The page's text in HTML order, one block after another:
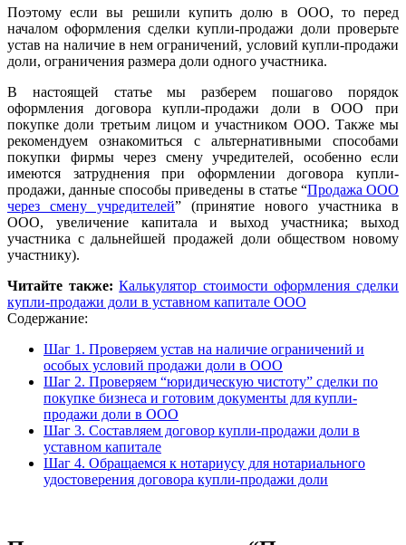
Поэтому если вы решили купить долю в ООО, то перед
началом оформления сделки купли-продажи доли проверьте
устав на наличие в нем ограничений, условий купли-продажи
доли, ограничения размера доли одного участника.
В настоящей статье мы разберем пошагово порядок
оформления договора купли-продажи доли в ООО при
покупке доли третьим лицом и участником ООО. Также мы
рекомендуем ознакомиться с альтернативными способами
покупки фирмы через смену учредителей, особенно если
имеются затруднения при оформлении договора купли-
продажи, данные способы приведены в статье “Продажа ООО
через
смену учредителей” (принятие нового участника в
ООО, увеличение капитала и выход участника; выход
участника с дальнейшей продажей доли обществом новому
участнику).
Читайте также: Калькулятор стоимости оформления сделки
купли-продажи доли в уставном капитале ООО
Содержание:
Шаг 1. Проверяем устав на наличие ограничений и
особых условий продажи доли в ООО
Шаг 2. Проверяем “юридическую чистоту” сделки по
покупке бизнеса и готовим документы для купли-
продажи доли в ООО
Шаг 3. Составляем договор купли-продажи доли в
уставном капитале
Шаг 4. Обращаемся к нотариусу для нотариального
удостоверения договора купли-продажи доли